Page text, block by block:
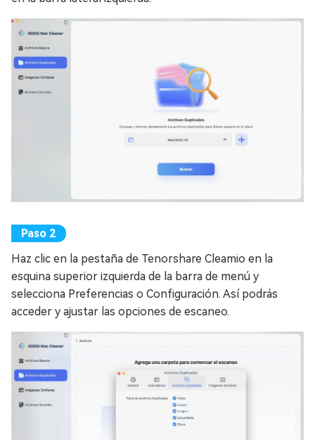
Haz clic en la pestaña de Tenorshare Cleamio en la
esquina superior izquierda de la barra de menú y
selecciona Preferencias o Configuración. Así podrás
acceder y ajustar las opciones de escaneo.